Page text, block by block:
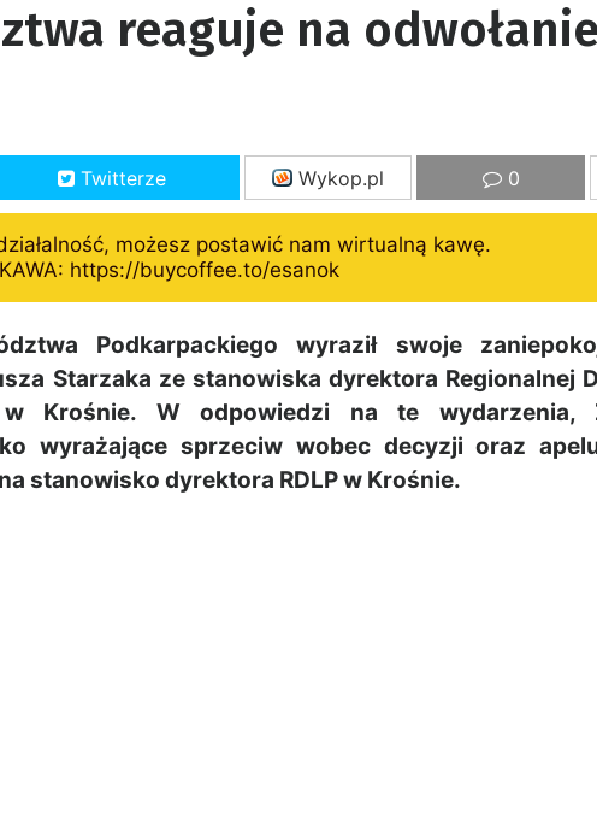
reaguje na odwołanie
Twitterze Wykop.pl 0
możesz postawić nam wirtualną kawę.
KAWA: https://buycoffee.to/esanok
Podkarpackiego wyraził swoje
Starzaka ze stanowiska dyrektora Regionalnej
w Krośnie. W odpowiedzi na te wydarzenia,
wyrażające sprzeciw wobec decyzji oraz
stanowisko dyrektora RDLP w Krośnie.